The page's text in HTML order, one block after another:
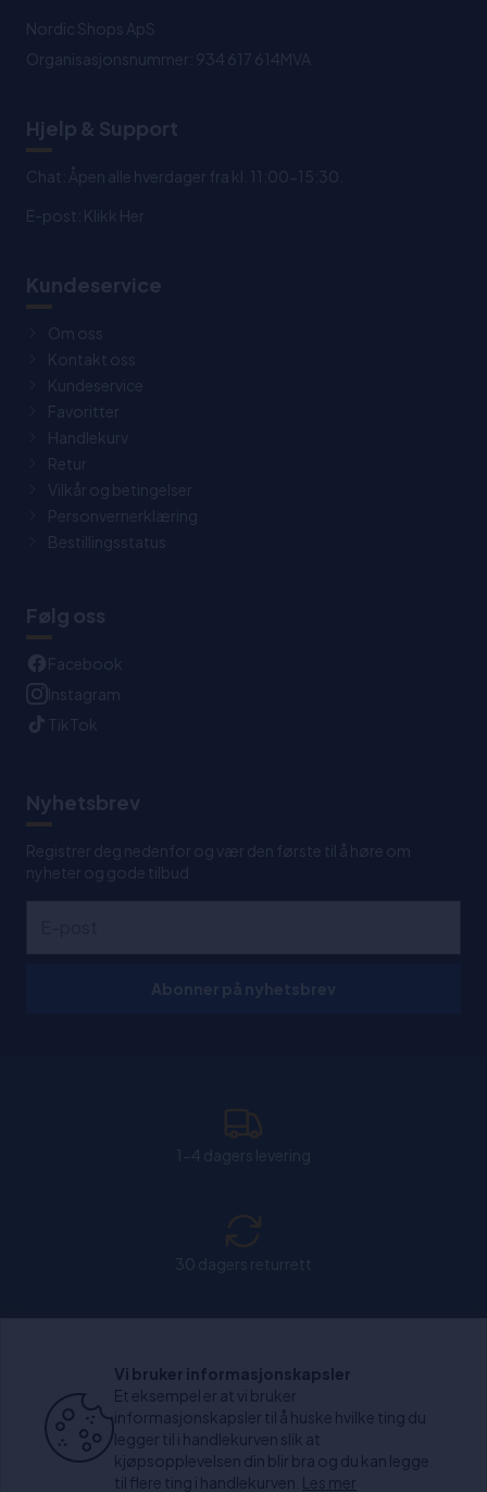
Nordic Shops ApS
Organisasjonsnummer: 934 617 614MVA
Hjelp & Support
Chat: Åpen alle hverdager fra kl. 11:00-15:30.
E-post: Klikk Her
Kundeservice
Om oss
Kontakt oss
Kundeservice
Favoritter
Handlekurv
Retur
Vilkår og betingelser
Personvernerklæring
Bestillingsstatus
Følg oss
Facebook
Instagram
TikTok
Nyhetsbrev
Registrer deg nedenfor og vær den første til å høre om
nyheter og gode tilbud
Chat: Åpen alle hverdager fra kl. 11:00-15:30.
+1000 anmeldelser
Vi bruker informasjonskapsler
Et eksempel er at vi bruker
informasjonskapsler til å huske hvilke ting du
legger til i handlekurven slik at
kjøpsopplevelsen din blir bra og du kan legge
til flere ting i handlekurven. Les mer